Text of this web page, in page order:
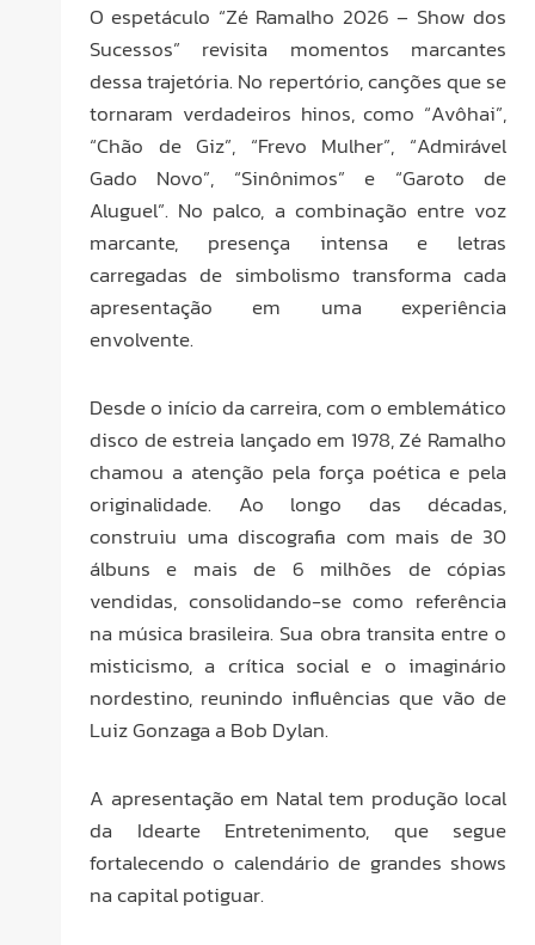
O espetáculo “Zé Ramalho 2026 – Show dos
Sucessos” revisita momentos marcantes
dessa trajetória. No repertório, canções que se
tornaram verdadeiros hinos, como “Avôhai”,
“Chão de Giz”, “Frevo Mulher”, “Admirável
Gado Novo”, “Sinônimos” e “Garoto de
Aluguel”. No palco, a combinação entre voz
marcante, presença intensa e letras
carregadas de simbolismo transforma cada
apresentação em uma experiência
envolvente.
Desde o início da carreira, com o emblemático
disco de estreia lançado em 1978, Zé Ramalho
chamou a atenção pela força poética e pela
originalidade. Ao longo das décadas,
construiu uma discografia com mais de 30
álbuns e mais de 6 milhões de cópias
vendidas, consolidando-se como referência
na música brasileira. Sua obra transita entre o
misticismo, a crítica social e o imaginário
nordestino, reunindo influências que vão de
Luiz Gonzaga a Bob Dylan.
A apresentação em Natal tem produção local
da Idearte Entretenimento, que segue
fortalecendo o calendário de grandes shows
na capital potiguar.